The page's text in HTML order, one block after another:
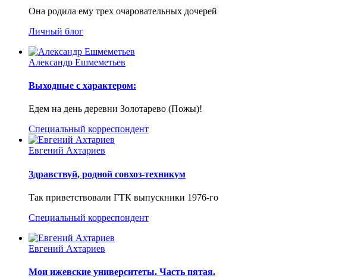
Она родила ему трех очаровательных дочерей
Личный блог
Александр Ешмеметьев
Выходные с характером:
Едем на день деревни Золотарево (Пожы)!
Специальный корреспондент
Евгений Ахтариев
Здравствуй, родной совхоз-техникум
Так приветствовали ГТК выпускники 1976-го
Специальный корреспондент
Евгений Ахтариев
Мои ижевские университеты. Часть пятая.